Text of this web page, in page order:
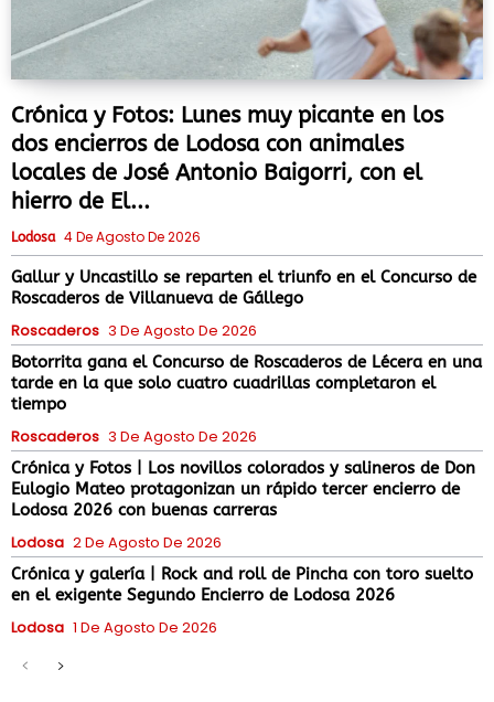
Crónica y Fotos: Lunes muy picante en los
dos encierros de Lodosa con animales
locales de José Antonio Baigorri, con el
hierro de El...
Lodosa 4 De Agosto De 2026
Gallur y Uncastillo se reparten el triunfo en el Concurso de
Roscaderos de Villanueva de Gállego
Roscaderos 3 De Agosto De 2026
Botorrita gana el Concurso de Roscaderos de Lécera en una
tarde en la que solo cuatro cuadrillas completaron el
tiempo
Roscaderos 3 De Agosto De 2026
Crónica y Fotos | Los novillos colorados y salineros de Don
Eulogio Mateo protagonizan un rápido tercer encierro de
Lodosa 2026 con buenas carreras
Lodosa 2 De Agosto De 2026
Crónica y galería | Rock and roll de Pincha con toro suelto
en el exigente Segundo Encierro de Lodosa 2026
Lodosa 1 De Agosto De 2026